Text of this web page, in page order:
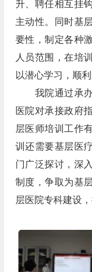
升、聘任相互挂
主动性。同时基
要性，制定各种
人员范围，在培
以潜心学习，顺
我院通过承办
医院对承接政府
层医师培训工作
训还需要基层医
门广泛探讨，深
制度，争取为基
层医院专科建设